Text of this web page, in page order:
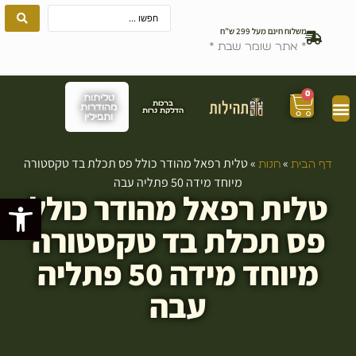
פתח
משלוח חינם מעל 299 ש”ח
* אתר שומר שבת *
ברכות
הדלקת נרות
טליתות
מהודרות
ותפילין
0
דף הבית » חנות »טלית רפאל מהודר כולל פס תכלת בד טקסטורה
מיוחד מידה 50 פתליה עבה
טלית רפאל מהודר כולל
פס תכלת בד טקסטורה
מיוחד מידה 50 פתליה
עבה